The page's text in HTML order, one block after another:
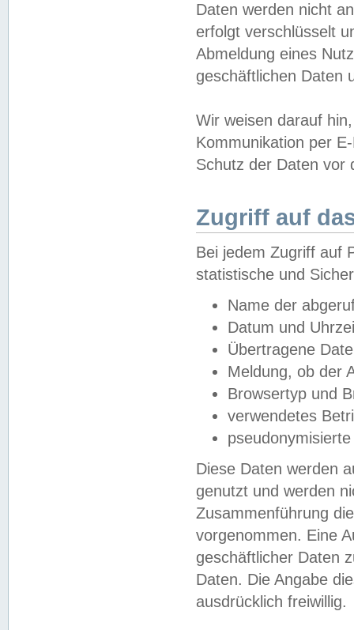
Daten werden nicht
erfolgt verschlüsselt
Abmeldung eines
geschäftlichen Daten
Wir weisen darauf
Kommunikation per
Schutz der Daten vor
Zugriff auf
Bei jedem Zugriff auf
statistische und
Name der
Datum und
Übertragene
Meldung, ob der
Browsertyp und
verwendetes
Diese Daten werden
genutzt und werden
Zusammenführung
vorgenommen. Eine
geschäftlicher Daten
Daten. Die Angabe
ausdrücklich freiwillig.